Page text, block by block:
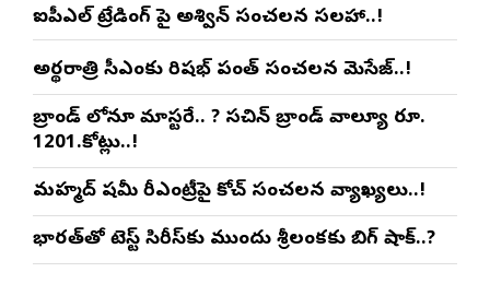
ఐపీఎల్ ట్రేడింగ్ పై అశ్విన్ సంచలన సలహా..!
అర్థరాత్రి సీఎంకు రిషభ్ పంత్ సంచలన మెసేజ్..!
బ్రాండ్ లోనూ మాస్టరే.. ? సచిన్ బ్రాండ్ వాల్యూ రూ.
1201.కోట్లు..!
మహ్మద్ షమీ రీఎంట్రీపై కోచ్ సంచలన వ్యాఖ్యలు..!
భారత్‌తో టెస్ట్ సిరీస్‌కు ముందు శ్రీలంకకు బిగ్ షాక్..?